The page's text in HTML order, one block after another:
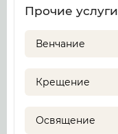
Прочие услуги
Венчание
Крещение
Освящение